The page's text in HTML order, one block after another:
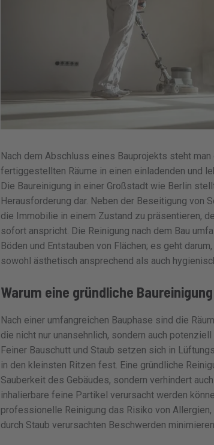
Nach dem Abschluss eines Bauprojekts steht
fertiggestellten Räume in einen einladenden und
Die Baureinigung in einer Großstadt wie Berlin
Herausforderung dar. Neben der Beseitigung von
die Immobilie in einem Zustand zu präsentieren,
sofort anspricht. Die Reinigung nach dem Bau
Böden und Entstauben von Flächen; es geht
sowohl ästhetisch ansprechend als auch
Warum eine gründliche
Nach einer umfangreichen Bauphase sind die
die nicht nur unansehnlich, sondern auch
Feiner Bauschutt und Staub setzen sich in
in den kleinsten Ritzen fest. Eine gründliche
Sauberkeit des Gebäudes, sondern verhindert
inhalierbare feine Partikel verursacht werden
professionelle Reinigung das Risiko von
durch Staub verursachten Beschwerden minimieren.